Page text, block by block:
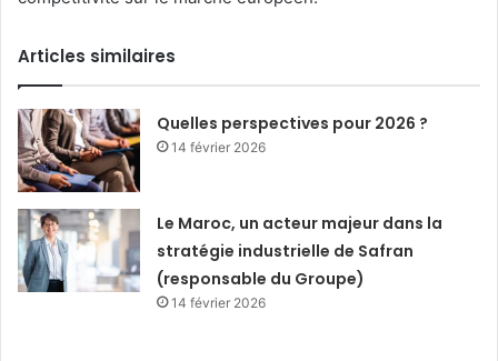
Articles similaires
Quelles perspectives pour 2026 ?
14 février 2026
Le Maroc, un acteur majeur dans la
stratégie industrielle de Safran
(responsable du Groupe)
14 février 2026